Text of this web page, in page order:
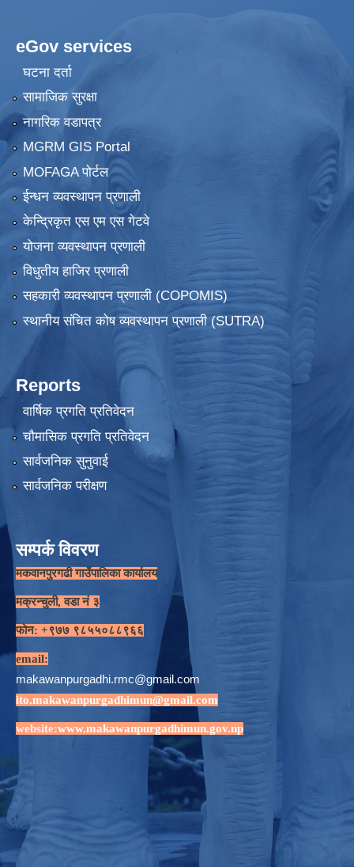
eGov services
घटना दर्ता
सामाजिक सुरक्षा
नागरिक वडापत्र
MGRM GIS Portal
MOFAGA पोर्टल
ईन्धन व्यवस्थापन प्रणाली
केन्द्रिकृत एस एम एस गेटवे
योजना व्यवस्थापन प्रणाली
विधुतीय हाजिर प्रणाली
सहकारी व्यवस्थापन प्रणाली (COPOMIS)
स्थानीय संचित कोष व्यवस्थापन प्रणाली (SUTRA)
Reports
वार्षिक प्रगति प्रतिवेदन
चौमासिक प्रगति प्रतिवेदन
सार्वजनिक सुनुवाई
सार्वजनिक परीक्षण
सम्पर्क विवरण
मकवानपुरगढी गाउँपालिका कार्यालय
मक्रन्चुली, वडा नं ३
फोन: +९७७ ९८५५०८८९६६
email:
makawanpurgadhi.rmc@gmail.com
ito.makawanpurgadhimun@gmail.com
website:www.makawanpurgadhimun.gov.np